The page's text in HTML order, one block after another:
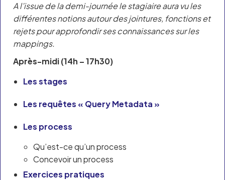
A l’issue de la demi-journée le stagiaire aura vu les
différentes notions autour des jointures, fonctions et
rejets pour approfondir ses connaissances sur les
mappings.
Après-midi (14h – 17h30)
Les stages
Les requêtes « Query Metadata »
Les process
Qu’est-ce qu’un process
Concevoir un process
Exercices pratiques